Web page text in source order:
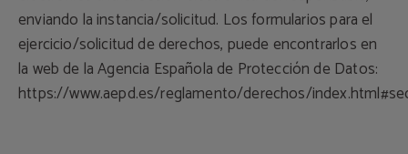
enviando la instancia/solicitud. Los formularios para el
ejercicio/solicitud de derechos, puede encontrarlos en
la web de la Agencia Española de Protección de Datos:
https://www.aepd.es/reglamento/derechos/